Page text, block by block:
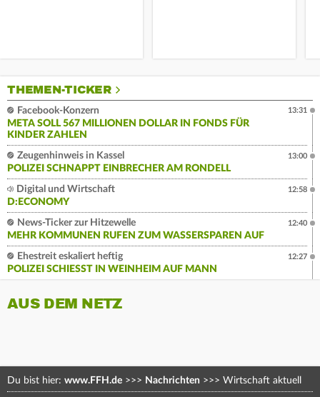
THEMEN-TICKER
Facebook-Konzern
META SOLL 567 MILLIONEN DOLLAR IN FONDS FÜR
KINDER ZAHLEN
13:31
Zeugenhinweis in Kassel
POLIZEI SCHNAPPT EINBRECHER AM RONDELL
13:00
Digital und Wirtschaft
D:ECONOMY
12:58
News-Ticker zur Hitzewelle
MEHR KOMMUNEN RUFEN ZUM WASSERSPAREN AUF
12:40
Ehestreit eskaliert heftig
POLIZEI SCHIESST IN WEINHEIM AUF MANN
12:27
AUS DEM NETZ
Du bist hier: www.FFH.de >>> Nachrichten >>> Wirtschaft aktuell